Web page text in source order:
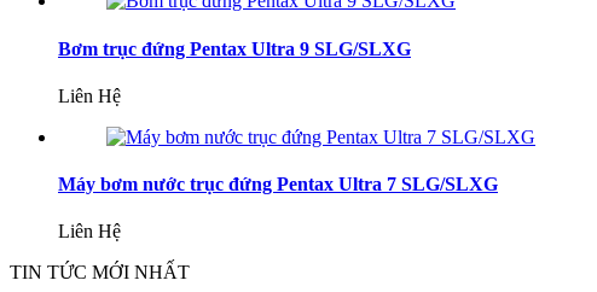
Bơm trục đứng Pentax Ultra 9 SLG/SLXG
Liên Hệ
Máy bơm nước trục đứng Pentax Ultra 7 SLG/SLXG
Liên Hệ
TIN TỨC MỚI NHẤT